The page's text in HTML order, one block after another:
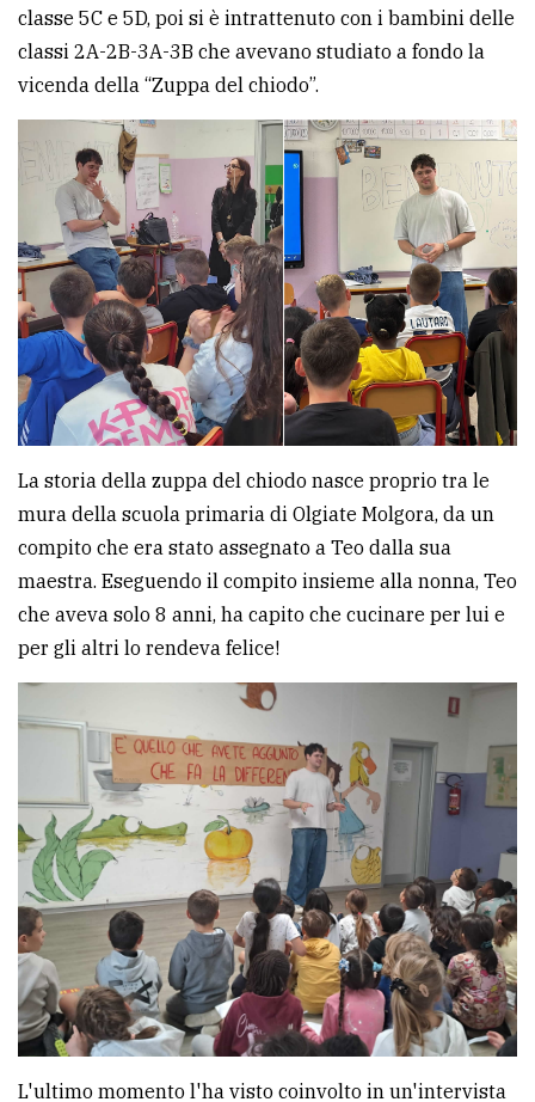
classe 5C e 5D, poi si è intrattenuto con i bambini delle
classi 2A-2B-3A-3B che avevano studiato a fondo la
vicenda della “Zuppa del chiodo”.
La storia della zuppa del chiodo nasce proprio tra le
mura della scuola primaria di Olgiate Molgora, da un
compito che era stato assegnato a Teo dalla sua
maestra. Eseguendo il compito insieme alla nonna, Teo
che aveva solo 8 anni, ha capito che cucinare per lui e
per gli altri lo rendeva felice!
L'ultimo momento l'ha visto coinvolto in un'intervista